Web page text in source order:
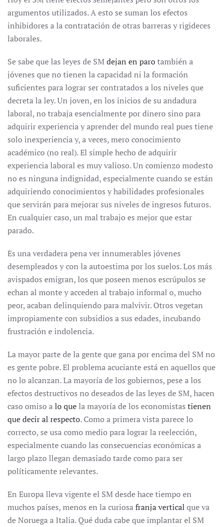
argumentos utilizados. A esto se suman los efectos
inhibidores a la contratación de otras barreras y rigideces
laborales.
Se sabe que las leyes de SMdejan en parotambién a
jóvenes que no tienen la capacidad ni la formación
suficientes para lograr ser contratados a los niveles que
decreta la ley. Un joven, en los inicios de su andadura
laboral, no trabaja esencialmente por dinero sino para
adquirir experiencia y aprender del mundo real pues tiene
solo inexperiencia y, a veces, mero conocimiento
académico (no real). El simple hecho de adquirir
experiencia laboral es muy valioso. Un comienzo modesto
no es ninguna indignidad, especialmente cuando se están
adquiriendo conocimientos y habilidades profesionales
que servirán para mejorar sus niveles de ingresos futuros.
En cualquier caso, un mal trabajo es mejor que estar
parado.
Es una verdadera pena ver innumerables jóvenes
desempleados y con la autoestima por los suelos. Los más
avispados emigran, los que poseen menos escrúpulos se
echan al monte y acceden al trabajo informal o, mucho
peor, acaban delinquiendo para malvivir. Otros vegetan
impropiamente con subsidios a sus edades, incubando
frustración e indolencia.
La mayor parte de la gente que gana por encima del SM no
es gente pobre. El problema acuciante está en aquellos que
no lo alcanzan. La mayoría de los gobiernos, pese a los
efectos destructivos no deseados de las leyes de SM, hacen
caso omiso alo quela mayoría de los economistas tienen
que decir al respecto. Como a primera vista parece lo
correcto, se usa como medio para lograr la reelección,
especialmente cuando las consecuencias económicas a
largo plazo llegan demasiado tarde como para ser
políticamente relevantes.
En Europa lleva vigente el SM desde hace tiempo en
muchos países, menos en la curiosafranja vertical que va
de Noruega a Italia. Qué duda cabe que implantar el SM